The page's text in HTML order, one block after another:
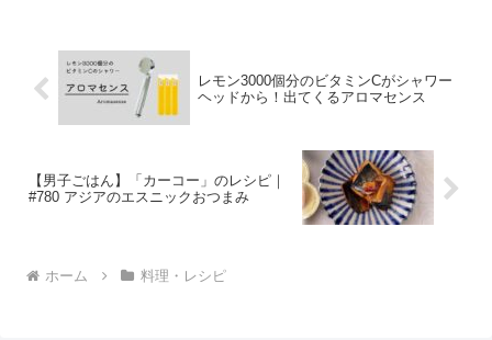
レモン3000個分のビタミンCがシャワー
ヘッドから！出てくるアロマセンス
【男子ごはん】「カーコー」のレシピ｜
#780 アジアのエスニックおつまみ
ホーム 料理・レシピ